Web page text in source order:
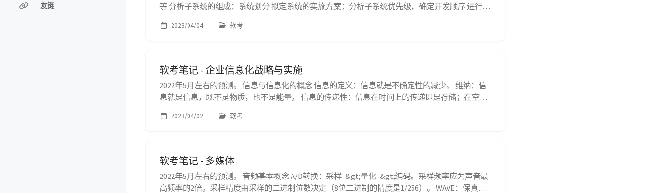
友链
等 分析子系统的组成：系统划分 拟定系统的实施方案：分析子系统优先级，确定开发顺序 进行可
为系统建设的依据 经济可行性分析 可行性分析的几个方面：经济可行性、法律（社会）可行...
2023/04/04 软考
软考笔记 - 企业信息化战略与实施
2022年5月左右的预测。 信息与信息化的概念 信息的定义：信息就是不确定性的减少。 维纳：信
息就是信息，既不是物质，也不是能量。 信息的传递性：信息在时间上的传递即是存储；在空间
一阶段：以数据处理为核心，围绕职能部门需求。主要有企业系统规划法（BSP）、关键成功因
2023/04/02 软考
软考笔记 - 多媒体
2022年5月左右的预测。 音频基本概念 A/D转换：采样–&gt;量化–&gt;编码。采样频率应为声音最
高频率的2倍。采样精度由采样的二进制位数决定（8位二进制的精度是1/256）。 WAVE：保真度